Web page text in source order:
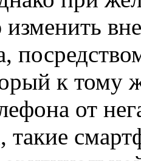
изменить
к тому
от
такие